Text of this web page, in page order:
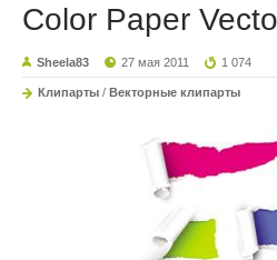
Color Paper
Sheela83 27 мая 2011 1 074
Клипарты / Векторные клипарты